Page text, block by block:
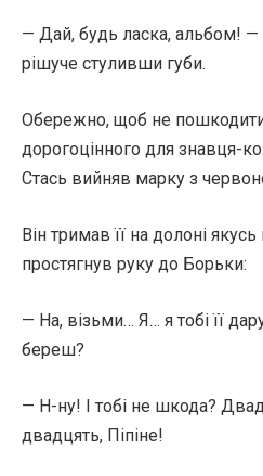
— Дай, будь ласка, альбом! —
рішуче стуливши губи.
Обережно, щоб не
дорогоцінного для знавця-
Стась вийняв марку з
Він тримав її на долоні
простягнув руку до Борьки:
— На, візьми… Я… я тобі її
береш?
— Н-ну! І тобі не шкода?
двадцять, Піпіне!